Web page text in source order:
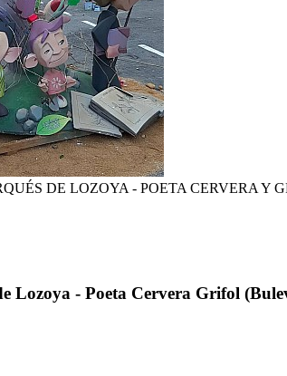
DE LOZOYA - POETA CERVERA Y
Lozoya - Poeta Cervera Grifol